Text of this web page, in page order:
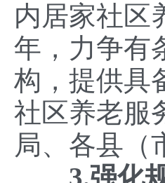
内居家社区
年，力争有
构，提供具
社区养老服
局、各县（